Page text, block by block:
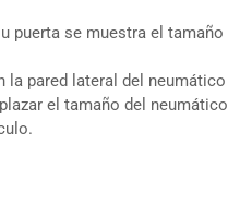
puerta se muestra el tamaño
la pared lateral del neumático
el tamaño del neumático